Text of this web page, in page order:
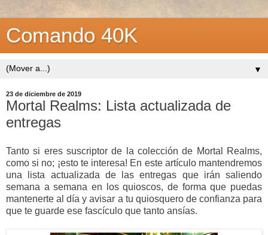
Comando 40K
▼
23 de diciembre de 2019
Mortal Realms: Lista actualizada de
entregas
Tanto si eres suscriptor de la colección de Mortal Realms,
como si no; ¡esto te interesa! En este artículo mantendremos
una lista actualizada de las entregas que irán saliendo
semana a semana en los quioscos, de forma que puedas
mantenerte al día y avisar a tu quiosquero de confianza para
que te guarde ese fascículo que tanto ansías.